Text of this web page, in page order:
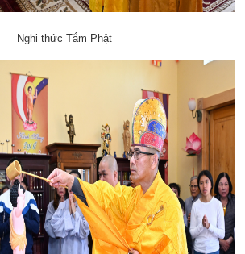
Nghi thức Tắm Phật